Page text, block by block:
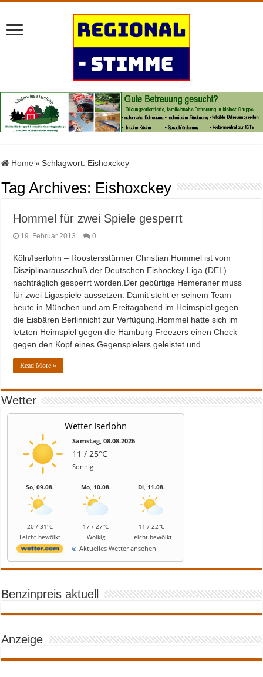
Home » Schlagwort: Eishoxckey
Tag Archives: Eishoxckey
Hommel für zwei Spiele gesperrt
19. Februar 2013 0
Köln/Iserlohn – Roostersstürmer Christian Hommel ist vom
Disziplinarausschuß der Deutschen Eishockey Liga (DEL)
nachträglich gesperrt worden.Der gebürtige Hemeraner muss
für zwei Ligaspiele aussetzen. Damit steht er seinem Team
heute in München und am Freitagabend im Heimspiel gegen
die Eisbären Berlinnicht zur Verfügung.Hommel hatte sich im
letzten Heimspiel gegen die Hamburg Freezers einen Check
gegen den Kopf eines Gegenspielers geleistet und …
Read More »
Wetter
Wetter Iserlohn
Samstag, 08.08.2026
11 / 25°C
Sonnig
So, 09.08.
20 / 31°C
Leicht bewölkt
Mo, 10.08.
17 / 27°C
Wolkig
Di, 11.08.
11 / 22°C
Leicht bewölkt
Aktuelles Wetter ansehen
Benzinpreis aktuell
Anzeige